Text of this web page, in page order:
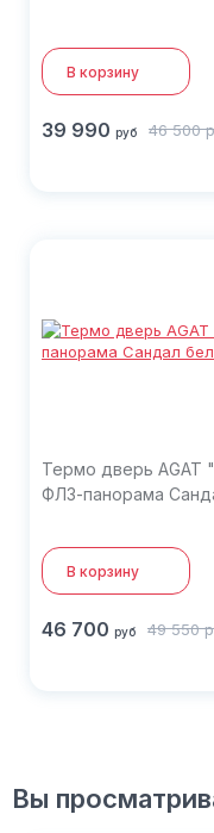
В корзину
39 990 руб 46 500
Термо дверь AGAT
ФЛЗ-панорама
В корзину
46 700 руб 49 550
Вы